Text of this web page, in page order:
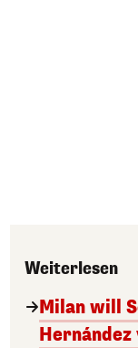
Weiterlesen
Milan will